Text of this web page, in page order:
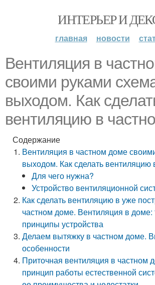
ИНТЕРЬЕР И
главная новости
Вентиляция в
своими руками
выходом. Как
вентиляцию в
Содержание
Вентиляция в частном доме
выходом. Как сделать вентиляцию
Для чего нужна?
Устройство вентиляционной
Как сделать вентиляцию в уже
частном доме. Вентиляция в доме:
принципы устройства
Делаем вытяжку в частном доме.
особенности
Приточная вентиляция в частном
принцип работы естественной